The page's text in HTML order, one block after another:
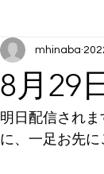
8月29
mhinaba
明日配信され
に、一足お先に